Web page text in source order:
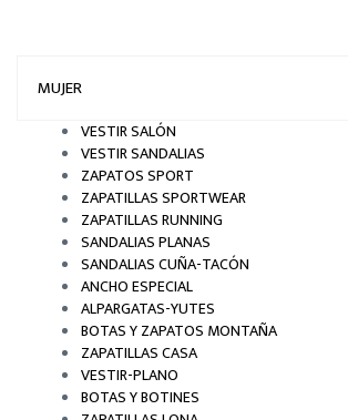
MUJER
VESTIR SALÓN
VESTIR SANDALIAS
ZAPATOS SPORT
ZAPATILLAS SPORTWEAR
ZAPATILLAS RUNNING
SANDALIAS PLANAS
SANDALIAS CUÑA-TACÓN
ANCHO ESPECIAL
ALPARGATAS-YUTES
BOTAS Y ZAPATOS MONTAÑA
ZAPATILLAS CASA
VESTIR-PLANO
BOTAS Y BOTINES